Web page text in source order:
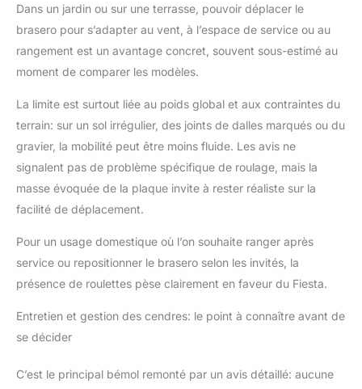
Dans un jardin ou sur une terrasse, pouvoir déplacer le
brasero pour s’adapter au vent, à l’espace de service ou au
rangement est un avantage concret, souvent sous-estimé au
moment de comparer les modèles.
La limite est surtout liée au poids global et aux contraintes du
terrain: sur un sol irrégulier, des joints de dalles marqués ou du
gravier, la mobilité peut être moins fluide. Les avis ne
signalent pas de problème spécifique de roulage, mais la
masse évoquée de la plaque invite à rester réaliste sur la
facilité de déplacement.
Pour un usage domestique où l’on souhaite ranger après
service ou repositionner le brasero selon les invités, la
présence de roulettes pèse clairement en faveur du Fiesta.
Entretien et gestion des cendres: le point à connaître avant de
se décider
C’est le principal bémol remonté par un avis détaillé: aucune